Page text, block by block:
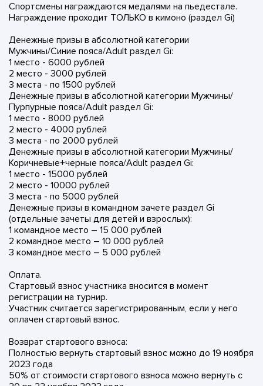
Спортсмены награждаются медалями на пьедестале.
Награждение проходит ТОЛЬКО в кимоно (раздел Gi)
Денежные призы в абсолютной категории
Мужчины/Синие пояса/Adult раздел Gi:
1 место - 6000 рублей
2 место - 3000 рублей
3 места - по 1500 рублей
Денежные призы в абсолютной категории Мужчины/
Пурпурные пояса/Adult раздел Gi:
1 место - 8000 рублей
2 место - 4000 рублей
3 места - по 2000 рублей
Денежные призы в абсолютной категории Мужчины/
Коричневые+черные пояса/Adult раздел Gi:
1 место - 15000 рублей
2 место - 10000 рублей
3 места - по 5000 рублей
Денежные призы в командном зачете раздел Gi
(отдельные зачеты для детей и взрослых):
1 командное место – 15 000 рублей
2 командное место – 10 000 рублей
3 командное место – 5 000 рублей
Оплата.
Стартовый взнос участника вносится в момент
регистрации на турнир.
Участник считается зарегистрированным, если у него
оплачен стартовый взнос.
Возврат стартового взноса:
Полностью вернуть стартовый взнос можно до 19 ноября
2023 года
50% от стоимости стартового взноса можно вернуть с